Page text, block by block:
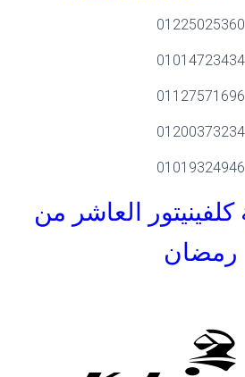
01225025360
01014723434
01127571696
01200373234
01019324946
العاشر من
رمضان